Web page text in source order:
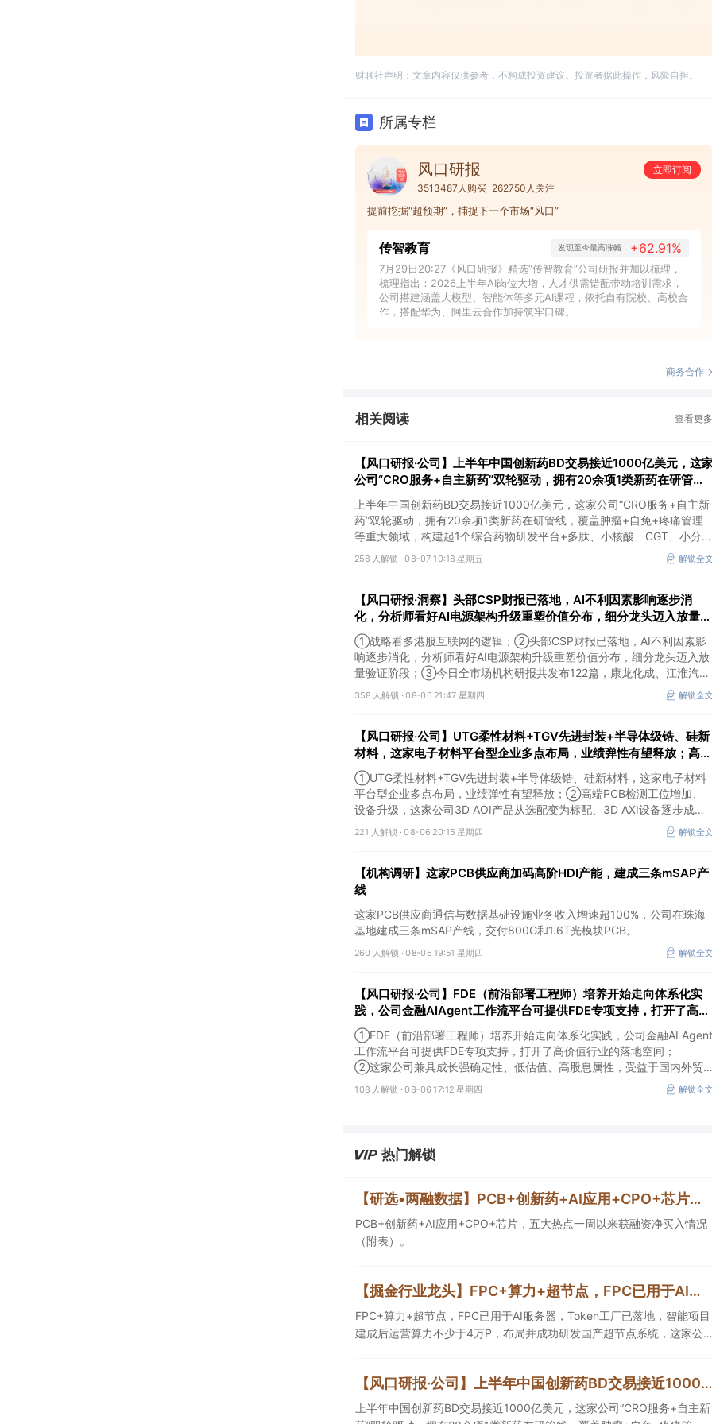
财联社声明：文章内容仅供参考，不构成投资建议。投资者据此操作，风险自担。
所属专栏
风口研报
立即订阅
3513487人购买 262750人关注
提前挖掘“超预期”，捕捉下一个市场“风口”
传智教育 发现至今最高涨幅 +62.91%
7月29日20:27《风口研报》精选“传智教育”公司研报并加以梳理，
梳理指出：2026上半年AI岗位大增，人才供需错配带动培训需求，
公司搭建涵盖大模型、智能体等多元AI课程，依托自有院校、高校合
作，搭配华为、阿里云合作加持筑牢口碑。
商务合作
相关阅读 查看更多
【风口研报·公司】上半年中国创新药BD交易接近1000亿美元，这
公司“CRO服务+自主新药”双轮驱动，拥有20余项1类新药在研管
线，覆盖肿瘤+自免+疼痛管理等重大领域
上半年中国创新药BD交易接近1000亿美元，这家公司“CRO服务+自主新
药”双轮驱动，拥有20余项1类新药在研管线，覆盖肿瘤+自免+疼痛管理
等重大领域，构建起1个综合药物研发平台+多肽、小核酸、CGT、小分子
4个创新技术平台，创新转型成果正逐步兑现。
258 人解锁 ·08-07 10:18 星期五 解锁全文
【风口研报·洞察】头部CSP财报已落地，AI不利因素影响逐步消
化，分析师看好AI电源架构升级重塑价值分布，细分龙头迈入放量验
证阶段；战略看多港股互联网的逻辑
①战略看多港股互联网的逻辑；②头部CSP财报已落地，AI不利因素影
响逐步消化，分析师看好AI电源架构升级重塑价值分布，细分龙头迈入放
量验证阶段；③今日全市场机构研报共发布122篇，康龙化成、江淮汽车
评级得到上调，9家公司获得首度覆盖，其中乔锋智能获新财富分析师深
度覆盖；④在个股机构关注度排行中，华峰化学首次上榜，前五名依次
358 人解锁 ·08-06 21:47 星期四 解锁全文
【风口研报·公司】UTG柔性材料+TGV先进封装+半导体级锆、硅新
材料，这家电子材料平台型企业多点布局，业绩弹性有望释放；高端
PCB检测工位增加、设备升级，这家公司3D AOI产品从选配变为标
配
①UTG柔性材料+TGV先进封装+半导体级锆、硅新材料，这家电子材料
平台型企业多点布局，业绩弹性有望释放；②高端PCB检测工位增加、
设备升级，这家公司3D AOI产品从选配变为标配、3D AXI设备逐步成为
刚需，现已进入头部客户供应体系。
221 人解锁 ·08-06 20:15 星期四 解锁全文
【机构调研】这家PCB供应商加码高阶HDI产能，建成三条mSAP产
线
这家PCB供应商通信与数据基础设施业务收入增速超100%，公司在珠海
基地建成三条mSAP产线，交付800G和1.6T光模块PCB。
260 人解锁 ·08-06 19:51 星期四 解锁全文
【风口研报·公司】FDE（前沿部署工程师）培养开始走向体系化实
践，公司金融AIAgent工作流平台可提供FDE专项支持，打开了高价
值行业的落地空间；另有公司兼具成长强确定性、低估值、高股息属
性
①FDE（前沿部署工程师）培养开始走向体系化实践，公司金融AI Agent
工作流平台可提供FDE专项支持，打开了高价值行业的落地空间；
②这家公司兼具成长强确定性、低估值、高股息属性，受益于国内外贸
易额高速增长，且还有AI应用加速渗透+跨境支付等成长极。
108 人解锁 ·08-06 17:12 星期四 解锁全文
热门解锁
【研选•两融数据】PCB+创新药+AI应用+CPO+芯片，五大热点一周以来获融资净买入情况（附表）
PCB+创新药+AI应用+CPO+芯片，五大热点一周以来获融资净买入情况
（附表）。
【掘金行业龙头】FPC+算力+超节点，FPC已用于AI服务器，Token工厂已落地，智能项目建成后运营算力不少于4万P，这家公司布局并成功研发国产超节点系统
FPC+算力+超节点，FPC已用于AI服务器，Token工厂已落地，智能项目
建成后运营算力不少于4万P，布局并成功研发国产超节点系统，这家公
【风口研报·公司】上半年中国创新药BD交易接近1000亿美元，这家公司“CRO服务+自主新药”双轮驱动，拥有20余项1类新药在研管线，覆盖肿瘤+自免+疼痛管理等重大领域
上半年中国创新药BD交易接近1000亿美元，这家公司“CRO服务+自主新